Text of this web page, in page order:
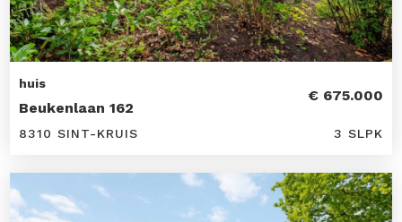
huis
Beukenlaan 162
€ 675.000
8310 SINT-KRUIS 3 SLPK